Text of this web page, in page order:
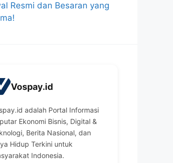
Resmi dan Besaran yang
Vospay.id
adalah Portal Informasi
Ekonomi Bisnis, Digital &
Berita Nasional, dan
Hidup Terkini untuk
Indonesia.